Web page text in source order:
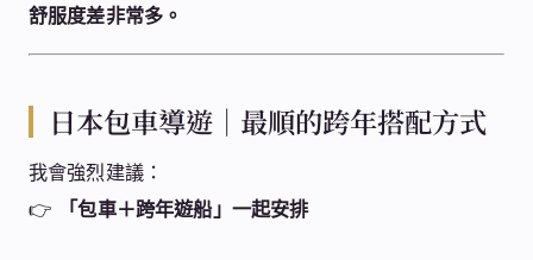
舒服度差非常多。
日本包車導遊｜最順的跨年搭配方式
我會強烈建議：
👉
「包車＋跨年遊船」一起安排